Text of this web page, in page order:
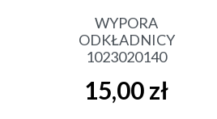
WYPORA
ODKŁADNICY
1023020140
Cena
15,00 zł